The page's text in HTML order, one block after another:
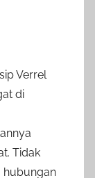
Verrel
di
Tidak
hubungan